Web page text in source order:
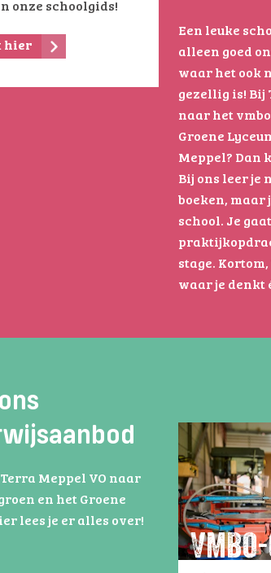
onze schoolgids!
hier
Een leuke
alleen goed
waar het ook
gezellig is! Bij
naar het
Groene
Meppel? Dan
Bij ons leer je
boeken, maar
school. Je
stage.
waar je denkt
Meppel VO naar
en het Groene
lees je er alles over!
VMBO-